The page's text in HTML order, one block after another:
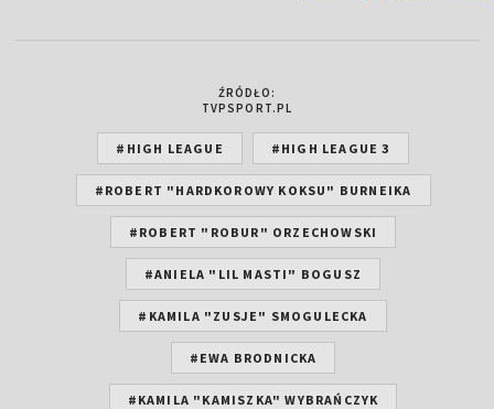
ŹRÓDŁO:
TVPSPORT.PL
#HIGH LEAGUE #HIGH LEAGUE 3
#ROBERT "HARDKOROWY KOKSU" BURNEIKA
#ROBERT "ROBUR" ORZECHOWSKI
#ANIELA "LIL MASTI" BOGUSZ
#KAMILA "ZUSJE" SMOGULECKA
#EWA BRODNICKA
#KAMILA "KAMISZKA" WYBRAŃCZYK